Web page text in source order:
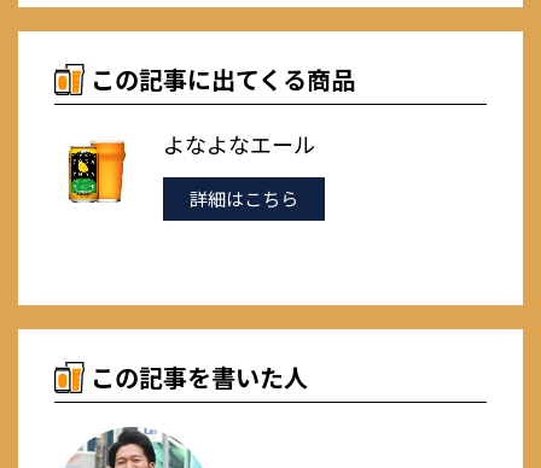
この記事に出てくる商品
よなよなエール
詳細はこちら
この記事を書いた人